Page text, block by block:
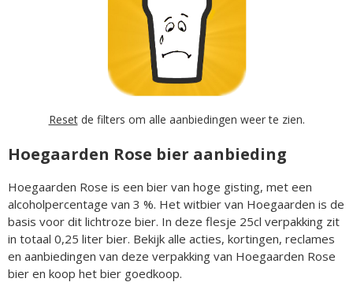
Resetde filters om alle aanbiedingen weer te zien.
Hoegaarden Rose bier aanbieding
Hoegaarden Rose is een bier van hoge gisting, met een
alcoholpercentage van 3 %. Het witbier van Hoegaarden is de
basis voor dit lichtroze bier. In deze flesje 25cl verpakking zit
in totaal 0,25 liter bier. Bekijk alle acties, kortingen, reclames
en aanbiedingen van deze verpakking van Hoegaarden Rose
bier en koop het bier goedkoop.